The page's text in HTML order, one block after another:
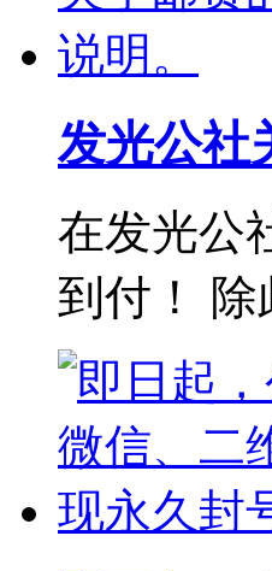
发光公社
在发光公
到付！